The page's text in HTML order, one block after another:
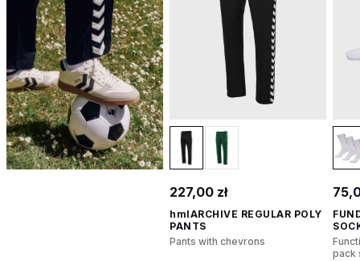
227,00 zł
hmlARCHIVE REGULAR POLY
PANTS
Pants with chevrons
pack